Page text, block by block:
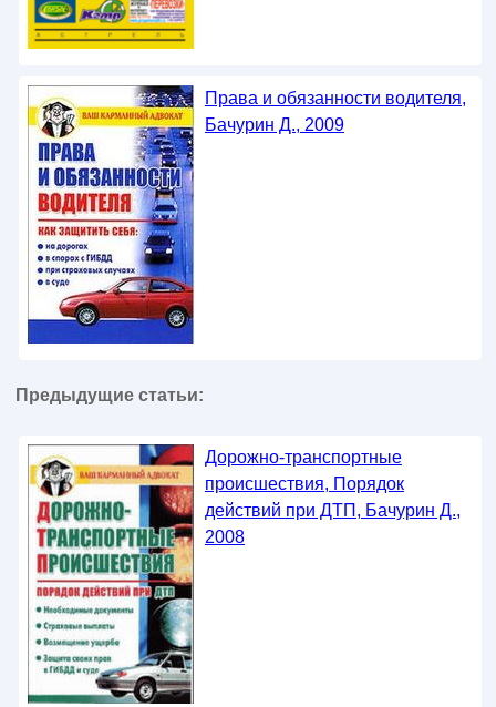
Права и обязанности водителя,
Бачурин Д., 2009
Предыдущие статьи:
Дорожно-транспортные
происшествия, Порядок
действий при ДТП, Бачурин Д.,
2008